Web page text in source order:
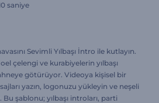
saniye
Sevimli Yılbaşı İntro ile kutlayın.
çelengi ve kurabiyelerin yılbaşı
götürüyor. Videoya kişisel bir
yazın, logonuzu yükleyin ve neşeli
şablonu; yılbaşı introları, parti